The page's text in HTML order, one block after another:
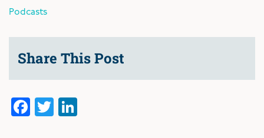
Podcasts
Share This Post
Facebook
Twitter